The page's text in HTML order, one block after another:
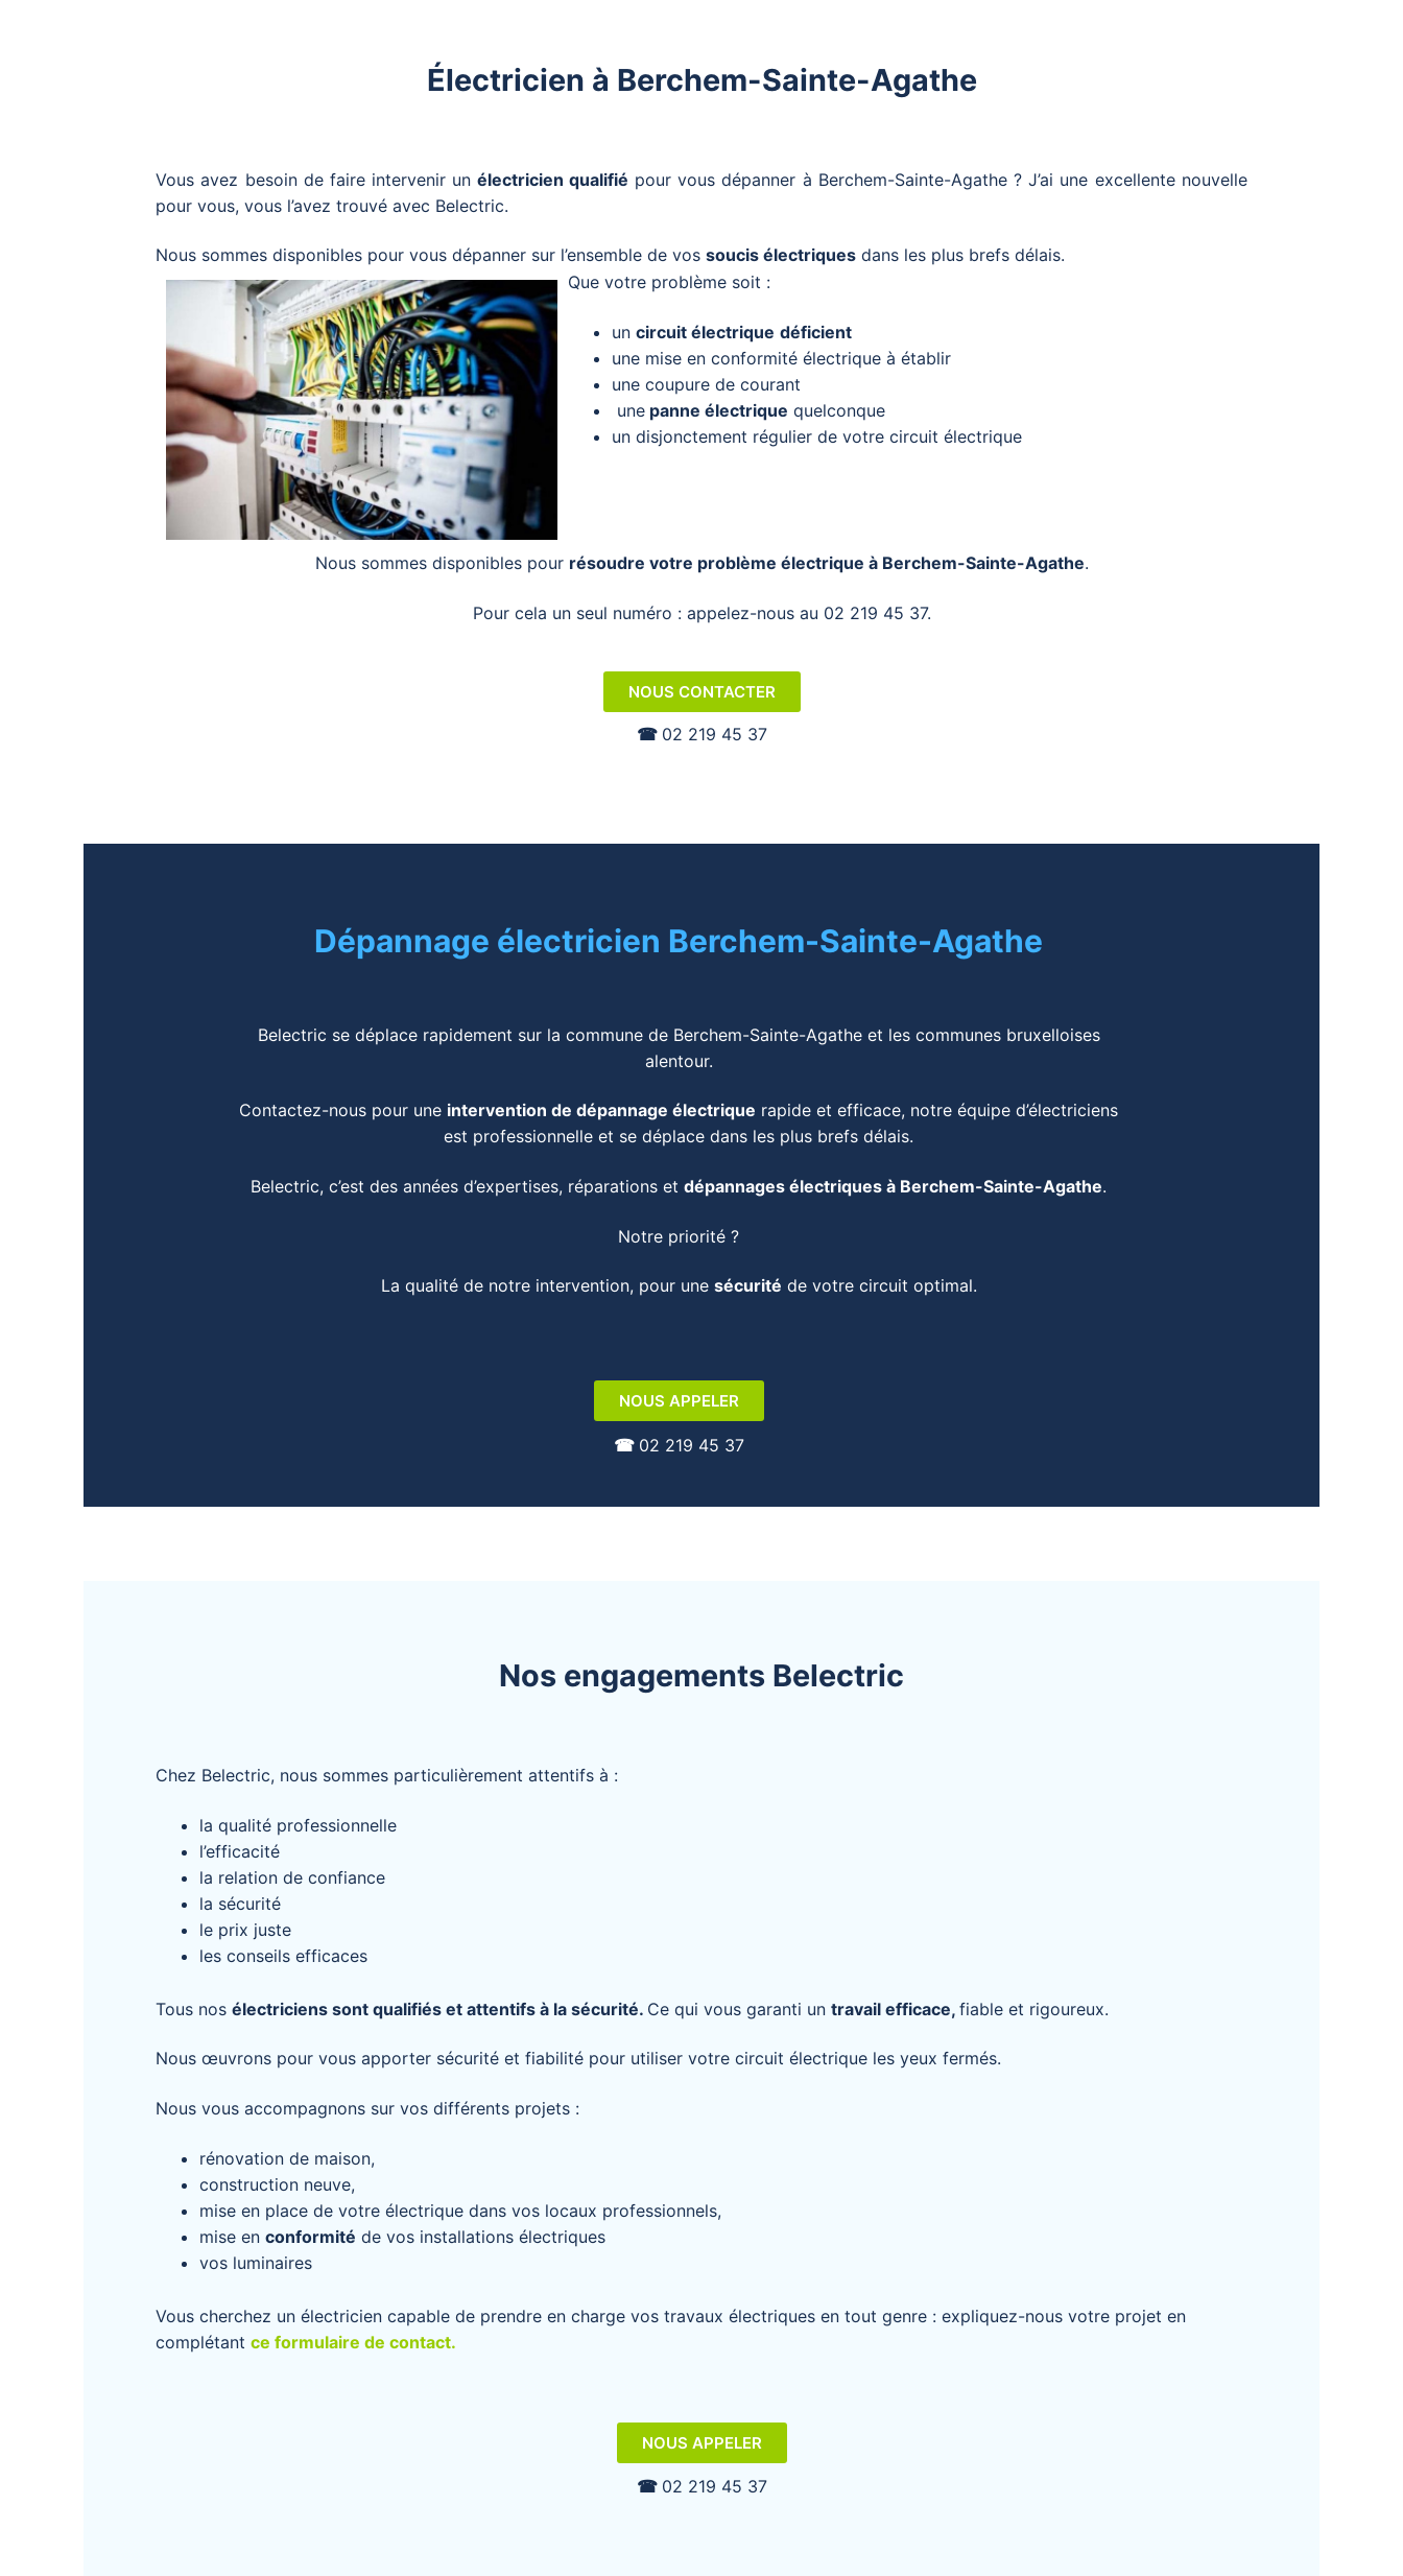
Électricien à Berchem-Sainte-Agathe
Vous avez besoin de faire intervenir un électricien qualifié pour vous dépanner à Berchem-Sainte-Agathe ? J’ai une excellente nouvelle
pour vous, vous l’avez trouvé avec Belectric.
Nous sommes disponibles pour vous dépanner sur l’ensemble de vossoucis électriques dans les plus brefs délais.
Que votre problème soit :
un circuit électrique déficient
une mise en conformité électrique à établir
une coupure de courant
unepanne électrique quelconque
un disjonctement régulier de votre circuit électrique
Nous sommes disponibles pour résoudre votre problème électrique à Berchem-Sainte-Agathe.
Pour cela un seul numéro : appelez-nous au 02 219 45 37.
NOUS CONTACTER
☎︎ 02 219 45 37
Dépannage électricien Berchem-Sainte-Agathe
Belectric se déplace rapidement sur la commune de Berchem-Sainte-Agathe et les communes bruxelloises
alentour.
Contactez-nous pour une intervention de dépannage électrique rapide et efficace, notre équipe d’électriciens
est professionnelle et se déplace dans les plus brefs délais.
Belectric, c’est des années d’expertises, réparations et dépannages électriques à Berchem-Sainte-Agathe.
Notre priorité ?
La qualité de notre intervention, pour une sécurité de votre circuit optimal.
NOUS APPELER
☎︎ 02 219 45 37
Nos engagements Belectric
Chez Belectric, nous sommes particulièrement attentifs à :
la qualité professionnelle
l’efficacité
la relation de confiance
la sécurité
le prix juste
les conseils efficaces
Tous nosélectriciens sont qualifiés et attentifs à la sécurité. Ce qui vous garanti untravail efficace,fiable et rigoureux.
Nous œuvrons pour vous apporter sécurité et fiabilité pour utiliser votre circuit électrique les yeux fermés.
Nous vous accompagnons sur vos différents projets :
rénovation de maison,
construction neuve,
mise en place de votre électrique dans vos locaux professionnels,
mise enconformité de vos installations électriques
vos luminaires
Vous cherchez un électricien capable de prendre en charge vos travaux électriques en tout genre : expliquez-nous votre projet en
complétantce formulaire de contact.
NOUS APPELER
☎︎ 02 219 45 37